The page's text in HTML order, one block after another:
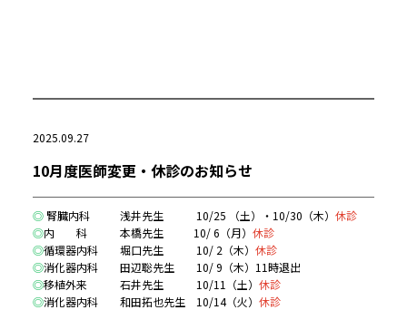
2025.09.27
10月度医師変更・休診のお知らせ
◎腎臓内科 浅井先生 10/25 （土）・10/30（木） 休診
◎内 科 本橋先生 10/ 6（月） 休診
◎循環器内科 堀口先生 10/ 2（木） 休診
◎消化器内科 田辺聡先生 10/ 9（木）11時退出
◎移植外来 石井先生 10/11（土） 休診
◎消化器内科 和田拓也先生 10/14（火） 休診